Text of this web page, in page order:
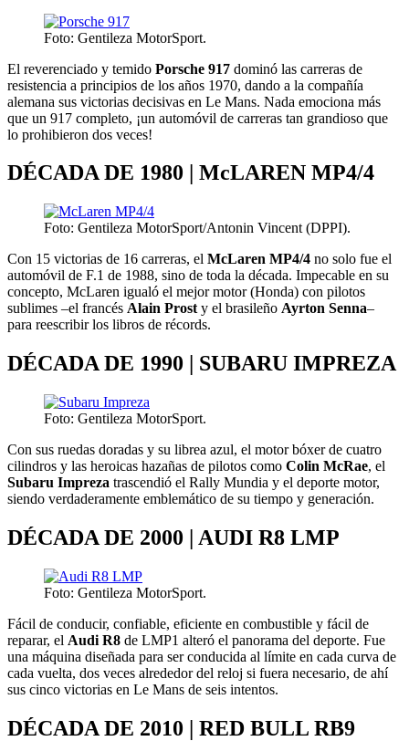
Foto: Gentileza MotorSport.
El reverenciado y temido Porsche 917 dominó las carreras de
resistencia a principios de los años 1970, dando a la compañía
alemana sus victorias decisivas en Le Mans. Nada emociona más
que un 917 completo, ¡un automóvil de carreras tan grandioso que
lo prohibieron dos veces!
DÉCADA DE 1980 | McLAREN MP4/4
Foto: Gentileza MotorSport/Antonin Vincent (DPPI).
Con 15 victorias de 16 carreras, el McLaren MP4/4 no solo fue el
automóvil de F.1 de 1988, sino de toda la década. Impecable en su
concepto, McLaren igualó el mejor motor (Honda) con pilotos
sublimes –el francés Alain Prost y el brasileño Ayrton Senna–
para reescribir los libros de récords.
DÉCADA DE 1990 | SUBARU IMPREZA
Foto: Gentileza MotorSport.
Con sus ruedas doradas y su librea azul, el motor bóxer de cuatro
cilindros y las heroicas hazañas de pilotos como Colin McRae, el
Subaru Impreza trascendió el Rally Mundia y el deporte motor,
siendo verdaderamente emblemático de su tiempo y generación.
DÉCADA DE 2000 | AUDI R8 LMP
Foto: Gentileza MotorSport.
Fácil de conducir, confiable, eficiente en combustible y fácil de
reparar, el Audi R8 de LMP1 alteró el panorama del deporte. Fue
una máquina diseñada para ser conducida al límite en cada curva de
cada vuelta, dos veces alrededor del reloj si fuera necesario, de ahí
sus cinco victorias en Le Mans de seis intentos.
DÉCADA DE 2010 | RED BULL RB9